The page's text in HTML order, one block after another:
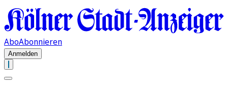
AboAbonnieren
Anmelden